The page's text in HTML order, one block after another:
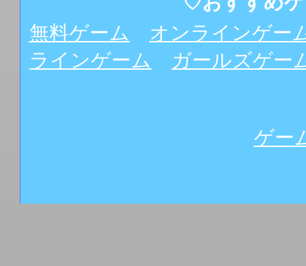
無料ゲーム
オンラインゲー
ラインゲーム
ガールズゲー
ゲー